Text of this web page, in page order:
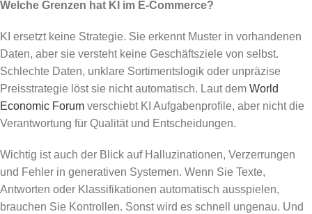
Welche Grenzen hat KI im E-Commerce?
KI ersetzt keine Strategie. Sie erkennt Muster in vorhandenen
Daten, aber sie versteht keine Geschäftsziele von selbst.
Schlechte Daten, unklare Sortimentslogik oder unpräzise
Preisstrategie löst sie nicht automatisch. Laut dem World
Economic Forum verschiebt KI Aufgabenprofile, aber nicht die
Verantwortung für Qualität und Entscheidungen.
Wichtig ist auch der Blick auf Halluzinationen, Verzerrungen
und Fehler in generativen Systemen. Wenn Sie Texte,
Antworten oder Klassifikationen automatisch ausspielen,
brauchen Sie Kontrollen. Sonst wird es schnell ungenau. Und